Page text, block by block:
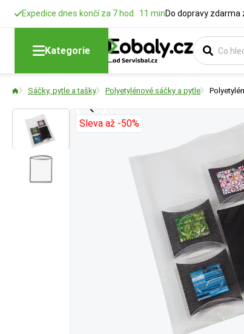
Expedice dnes končí za 7 hod. 11 minDo dopravy zdarma
Kategorie
Sáčky, pytle a tašky Polyetylénové sáčky a pytle
Sleva až -50%
Šířka
Udává
Výška
Udává
Udává sílu